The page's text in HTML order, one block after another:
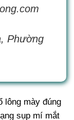
Phường
lông mày đúng
sụp mí mắt